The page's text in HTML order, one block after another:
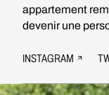
appartement
devenir une
INSTAGRAM